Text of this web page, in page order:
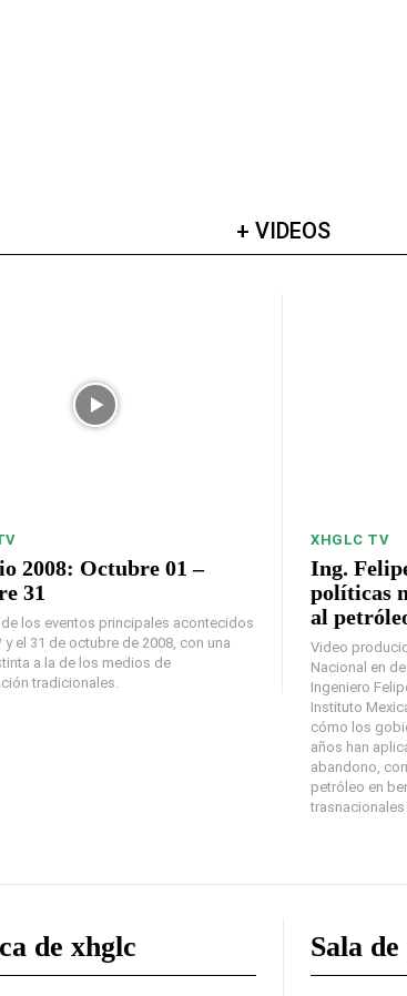
+ VIDEOS
2008: Octubre 01 –
31
de los eventos principales acontecidos
y el 31 de octubre de 2008, con una
a la de los medios de
tradicionales.
XHGLC TV
Ing.
políticas
al
Video
Nacional en
Ingeniero
Instituto
cómo los
años han
abandono,
petróleo en
de xhglc Sala